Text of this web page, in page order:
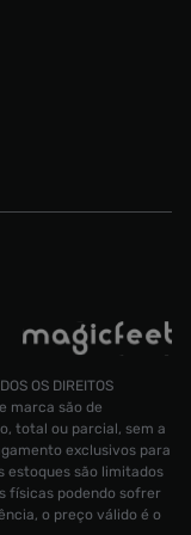
R$ 909,99
OS DIREITOS
marca são de
total ou parcial, sem a
exclusivos para
estoques são limitados
físicas podendo sofrer
o preço válido é o